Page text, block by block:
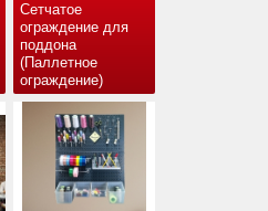
Сетчатое
ограждение для
поддона
(Паллетное
ограждение)